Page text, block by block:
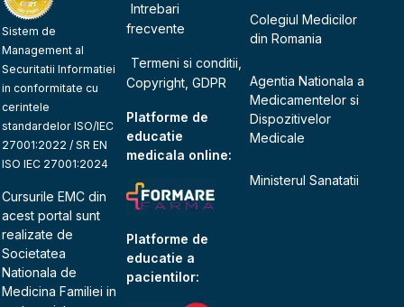
Sistem de
Management al
Securitatii Informatiei
in conformitate cu
cerintele
standardelor ISO/IEC
27001:2022 / SR EN
ISO IEC 27001:2024
Cursurile EMC din
acest portal sunt
realizate de
Societatea
Nationala de
Medicina Familiei in
Intrebari
frecvente
Termeni si conditii,
Copyright, GDPR
Platforme de
educatie
medicala online:
Platforme de
educatie a
pacientilor:
Colegiul Medicilor
din Romania
Agentia Nationala a
Medicamentelor si
Dispozitivelor
Medicale
Ministerul Sanatatii